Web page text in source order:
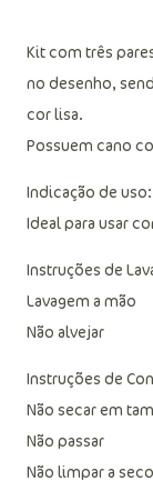
Kit com três
no desenho,
cor lisa.
Possuem cano
Indicação de uso:
Ideal para usar
Instruções de
Lavagem a mão
Não alvejar
Instruções de
Não secar em
Não passar
Não limpar a seco